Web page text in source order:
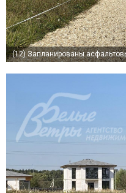
(12) Запланированы